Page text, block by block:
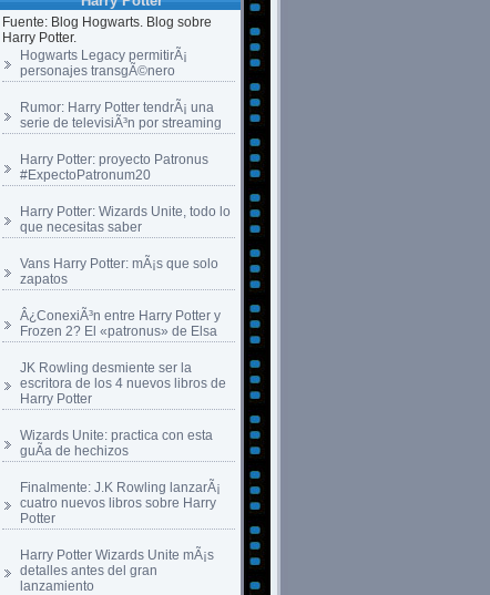
Fuente: Blog Hogwarts. Blog sobre
Harry Potter.
Hogwarts Legacy permitirÃ¡
personajes transgÃ©nero
Rumor: Harry Potter tendrÃ¡ una
serie de televisiÃ³n por streaming
Harry Potter: proyecto Patronus
#ExpectoPatronum20
Harry Potter: Wizards Unite, todo lo
que necesitas saber
Vans Harry Potter: mÃ¡s que solo
zapatos
Â¿ConexiÃ³n entre Harry Potter y
Frozen 2? El «patronus» de Elsa
JK Rowling desmiente ser la
escritora de los 4 nuevos libros de
Harry Potter
Wizards Unite: practica con esta
guÃ­a de hechizos
Finalmente: J.K Rowling lanzarÃ¡
cuatro nuevos libros sobre Harry
Potter
Harry Potter Wizards Unite mÃ¡s
detalles antes del gran
lanzamiento